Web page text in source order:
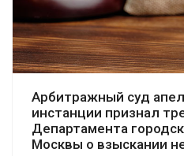
Арбитражный суд
инстанции признал
Департамента
Москвы о взыскании